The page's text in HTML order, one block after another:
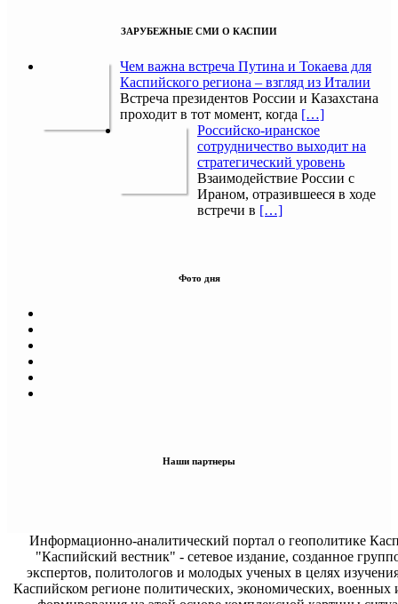
ЗАРУБЕЖНЫЕ СМИ О КАСПИИ
Чем важна встреча Путина и Токаева для
Каспийского региона – взгляд из Италии
Встреча президентов России и Казахстана
проходит в тот момент, когда […]
Российско-иранское
сотрудничество выходит на
стратегический уровень
Взаимодействие России с
Ираном, отразившееся в ходе
встречи в […]
Фото дня
Наши партнеры
Информационно-аналитический портал о геополитике
"Каспийский вестник" - сетевое издание, созданное
экспертов, политологов и молодых ученых в целях
Каспийском регионе политических, экономических, военных